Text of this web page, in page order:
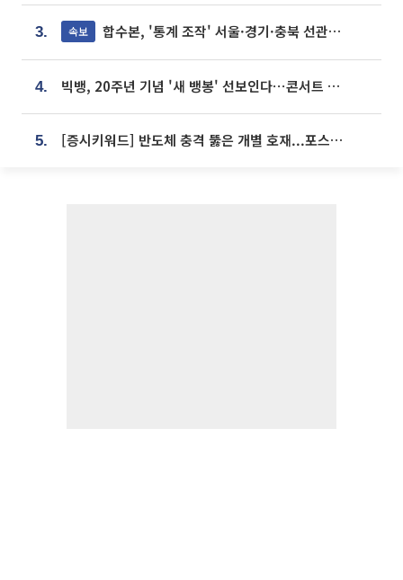
3. 속보 합수본, '통계 조작' 서울·경기·충북 선관위 등 추가 압수수색
4. 빅뱅, 20주년 기념 '새 뱅봉' 선보인다⋯콘서트 앞두고 팝업 개최
5. [증시키워드] 반도체 충격 뚫은 개별 호재...포스코퓨처엠·에코프로·한화솔루션 '눈길'